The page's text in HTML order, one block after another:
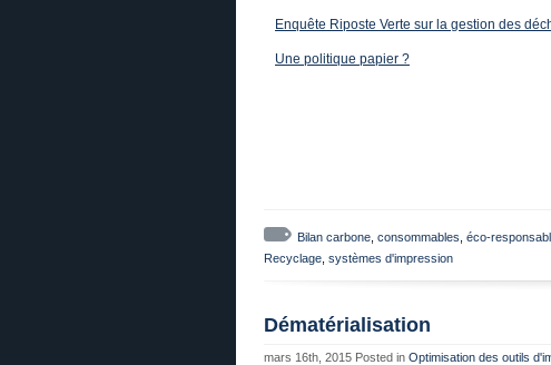
Enquête Riposte Verte sur la gestion des
Une politique papier ?
Bilan carbone consommables éco-
Recyclage systèmes d'impression
Dématérialisation
mars 16th, 2015 Posted in Optimisation des outils